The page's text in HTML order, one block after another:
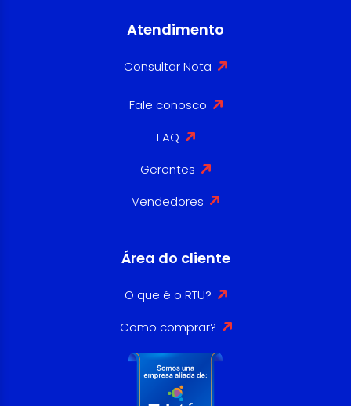
Atendimento
Consultar Nota
Fale conosco
FAQ
Gerentes
Vendedores
Área do cliente
O que é o RTU?
Como comprar?